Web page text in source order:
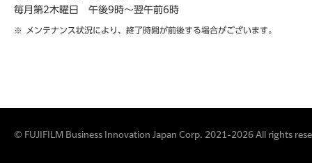
毎月第2木曜日 午後9時～翌午前6時
メンテナンス状況により、終了時間が前後する場合がございます。
© FUJIFILM Business Innovation Japan Corp. 2021-2026 All rights